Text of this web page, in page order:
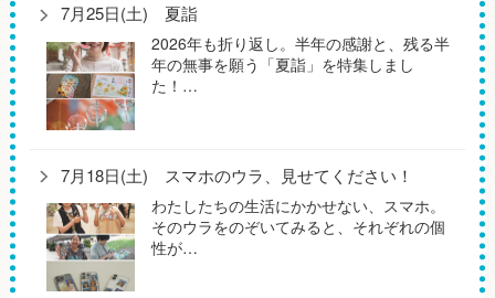
7月25日(土) 夏詣
2026年も折り返し。半年の感謝と、残る半
年の無事を願う「夏詣」を特集しまし
た！…
7月18日(土) スマホのウラ、見せてください！
わたしたちの生活にかかせない、スマホ。
そのウラをのぞいてみると、それぞれの個
性が…